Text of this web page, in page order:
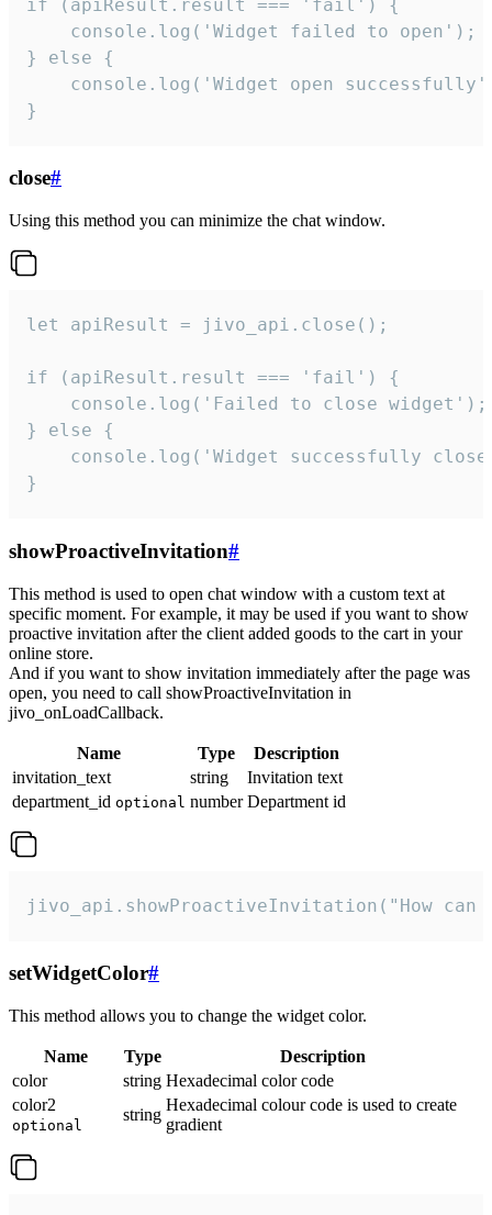
if (apiResult.result === 'fail') {
    console.log('Widget failed to open');
} else {
console.log('Widget open
}
close#
Using this method you can minimize the chat window.
let apiResult = jivo_api.close();
if (apiResult.result === 'fail') {
    console.log('Failed to close widget');
} else {
console.log('Widget successfully
}
showProactiveInvitation#
This method is used to open chat window with a custom text at
specific moment. For example, it may be used if you want to show
proactive invitation after the client added goods to the cart in your
online store.
And if you want to show invitation immediately after the page was
open, you need to call showProactiveInvitation in
jivo_onLoadCallback.
Name Type
Description
invitation_text
string
Invitation text
department_id optional number Department id
jivo_api.showProactiveInvitation("How
setWidgetColor#
This method allows you to change the widget color.
Name Type
Description
color
string Hexadecimal color code
color2
optional
string
Hexadecimal colour code is used to create
gradient